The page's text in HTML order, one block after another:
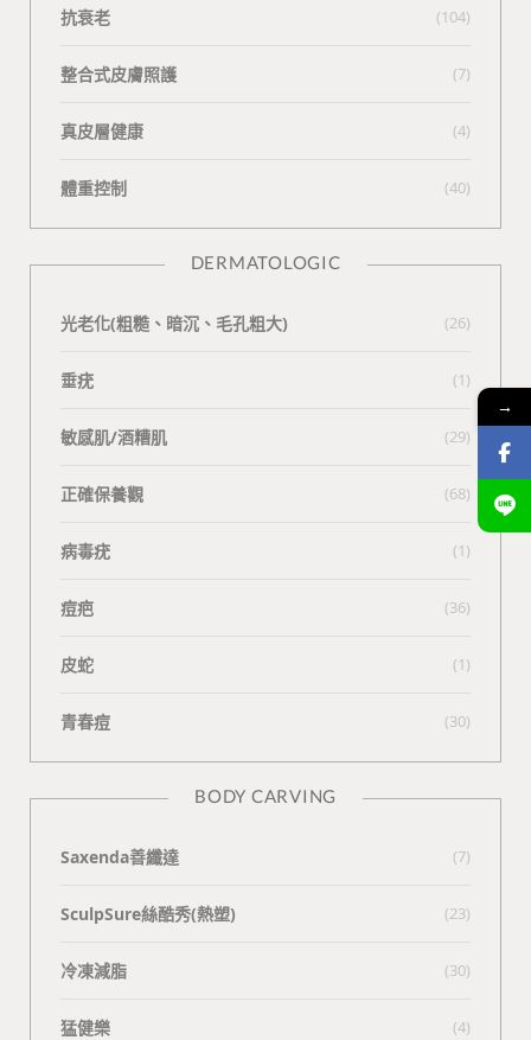
抗衰老 (104)
整合式皮膚照護 (7)
真皮層健康 (4)
體重控制 (40)
DERMATOLOGIC
光老化(粗糙、暗沉、毛孔粗大) (26)
垂疣 (1)
敏感肌/酒糟肌 (29)
正確保養觀 (68)
病毒疣 (1)
痘疤 (36)
皮蛇 (1)
青春痘 (30)
BODY CARVING
Saxenda善纖達 (7)
SculpSure絲酷秀(熱塑) (23)
冷凍減脂 (30)
猛健樂 (4)
→